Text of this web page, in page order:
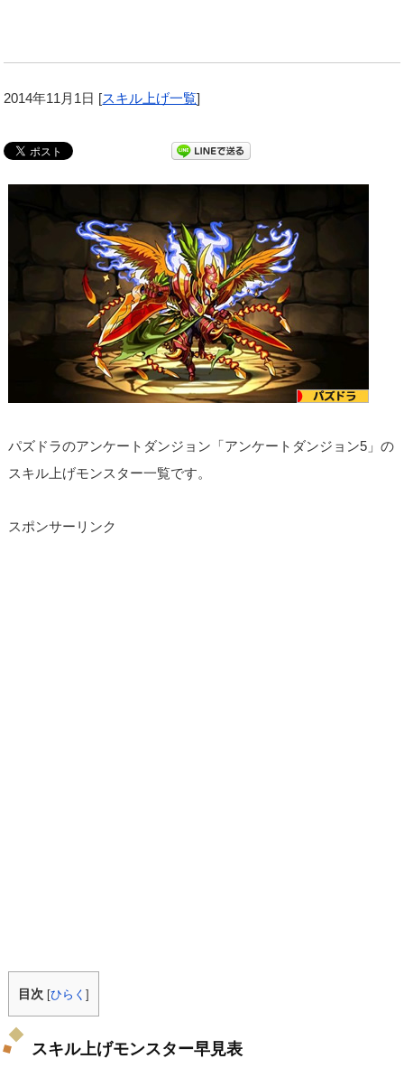
2014年11月1日 [スキル上げ一覧]
パズドラのアンケートダンジョン「アンケートダンジョン5」の
スキル上げモンスター一覧です。
スポンサーリンク
目次 [ひらく]
スキル上げモンスター早見表